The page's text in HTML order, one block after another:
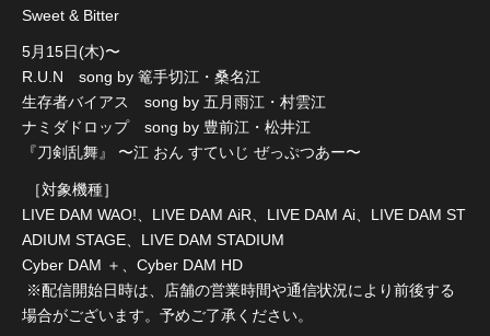
Sweet & Bitter
5月15日(木)〜
R.U.N song by 篭手切江・桑名江
生存者バイアス song by 五月雨江・村雲江
ナミダドロップ song by 豊前江・松井江
『刀剣乱舞』 〜江 おん すていじ ぜっぷつあー〜
［対象機種］
LIVE DAM WAO!、LIVE DAM AiR、LIVE DAM Ai、LIVE DAM ST
ADIUM STAGE、LIVE DAM STADIUM
Cyber DAM ＋、Cyber DAM HD
※配信開始日時は、店舗の営業時間や通信状況により前後する
場合がございます。予めご了承ください。